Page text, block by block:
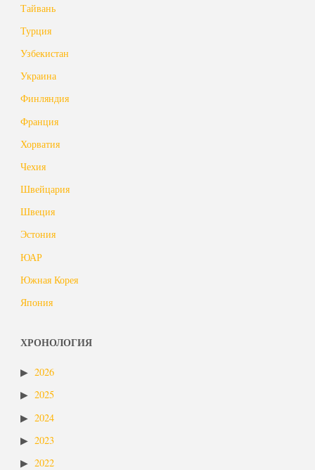
Тайвань
Турция
Узбекистан
Украина
Финляндия
Франция
Хорватия
Чехия
Швейцария
Швеция
Эстония
ЮАР
Южная Корея
Япония
ХРОНОЛОГИЯ
2026
2025
2024
2023
2022